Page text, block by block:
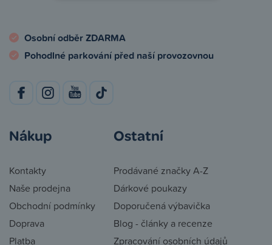
Osobní odběr ZDARMA
Pohodlné parkování před naší provozovnou
Nákup
Kontakty
Naše prodejna
Obchodní podmínky
Doprava
Platba
Ostatní
Prodávané značky A-Z
Dárkové poukazy
Doporučená výbavička
Blog - články a recenze
Zpracování osobních údajů